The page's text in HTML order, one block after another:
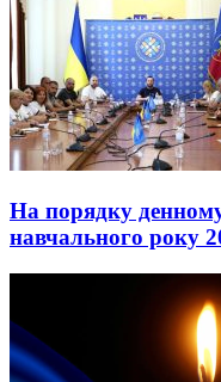
На порядку
навчального року